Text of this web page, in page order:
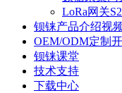
LoRa网关
钡铼产品介绍视
OEM/ODM定制
钡铼课堂
技术支持
下载中心